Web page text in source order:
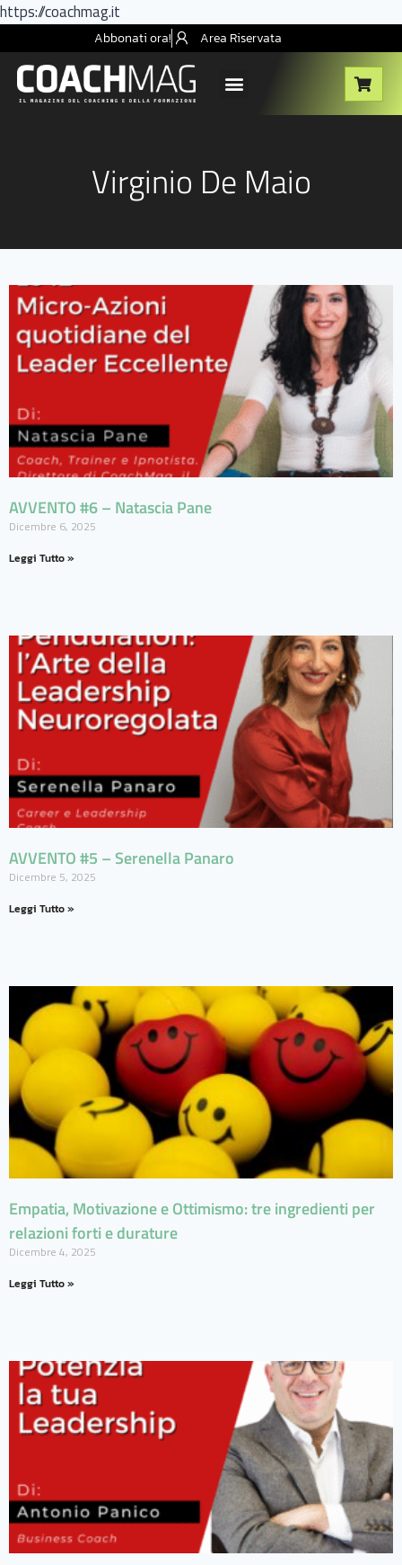
https://coachmag.it
Abbonati ora! Area Riservata
Virginio De Maio
AVVENTO #6 – Natascia Pane
Dicembre 6, 2025
Leggi Tutto »
AVVENTO #5 – Serenella Panaro
Dicembre 5, 2025
Leggi Tutto »
Empatia, Motivazione e Ottimismo: tre ingredienti per
relazioni forti e durature
Dicembre 4, 2025
Leggi Tutto »